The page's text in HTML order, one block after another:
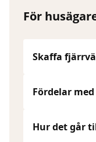
För
Skaffa
Fördelar
Hur det går